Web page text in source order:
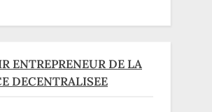
ENTREPRENEUR DE LA
DECENTRALISEE